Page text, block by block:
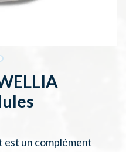
est un complément